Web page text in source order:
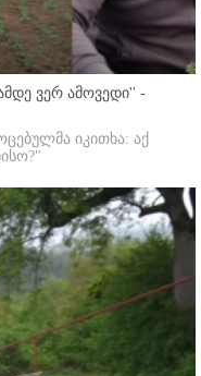
ვერ ამოვედი'' -
იკითხა: აქ